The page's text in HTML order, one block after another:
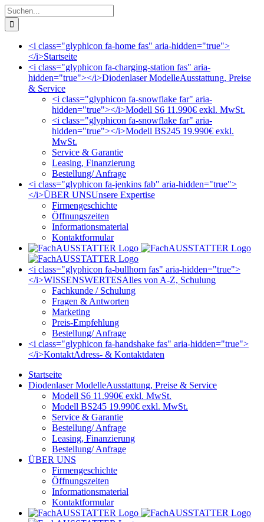
Zum
Inhalt
springen
Suche
nach:
<i class="glyphicon fa-home fas" aria-hidden="true">
</i>Startseite
<i class="glyphicon fa-charging-station fas" aria-
hidden="true"></i>Diodenlaser ModelleAusstattung, Preise
& Service
<i class="glyphicon fa-snowflake far" aria-
hidden="true"></i>Modell S6 11.990€ exkl. MwSt.
<i class="glyphicon fa-snowflake far" aria-
hidden="true"></i>Modell BS245 19.990€ exkl.
MwSt.
Service & Garantie
Leasing, Finanzierung
Bestellung/ Anfrage
<i class="glyphicon fa-jenkins fab" aria-hidden="true">
</i>ÜBER UNSUnsere Expertise
Firmengeschichte
Öffnungszeiten
Informationsmaterial
Kontaktformular
<i class="glyphicon fa-bullhorn fas" aria-hidden="true">
</i>WISSENSWERTESAlles von A-Z, Schulung
Fachkunde / Schulung
Fragen & Antworten
Marketing
Preis-Empfehlung
Bestellung/ Anfrage
<i class="glyphicon fa-handshake fas" aria-hidden="true">
</i>KontaktAdress- & Kontaktdaten
Startseite
Diodenlaser ModelleAusstattung, Preise & Service
Modell S6 11.990€ exkl. MwSt.
Modell BS245 19.990€ exkl. MwSt.
Service & Garantie
Bestellung/ Anfrage
Leasing, Finanzierung
Bestellung/ Anfrage
ÜBER UNS
Firmengeschichte
Öffnungszeiten
Informationsmaterial
Kontaktformular